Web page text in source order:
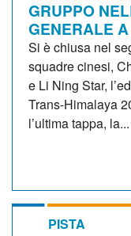
GRUPPO
GENERALE
Si è chiusa nel
squadre cinesi,
e Li Ning Star,
Trans-Himalaya
l’ultima tappa, la...
PISTA